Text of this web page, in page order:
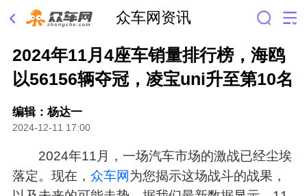
众车网资讯
2024年11月4座车销量排行榜，海鸥
以56156辆夺冠，凌宝uni升至第10名
编辑：杨达一
2024-12-11 17:00
2024年11月，一场汽车市场的激战已经尘埃
落定。现在， 众车网为您揭示这场战斗的战果，